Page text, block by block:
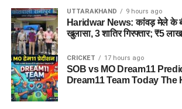
UTTARAKHAND 9 hours ago
Haridwar News: कांवड़ मेले के
खुलासा, 3 शातिर गिरफ्तार; ₹5
CRICKET 17 hours ago
SOB vs MO Dream11
Dream11 Team Today The